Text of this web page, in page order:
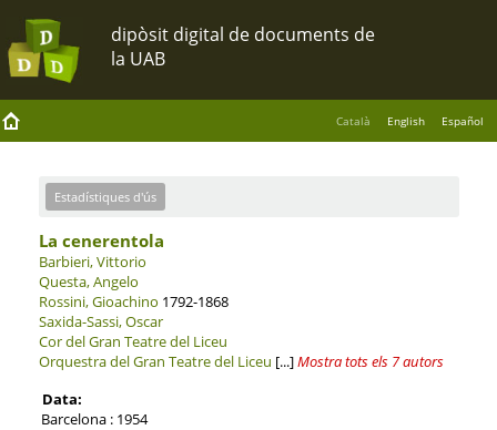
Català English Español
Estadístiques d'ús
La cenerentola
Barbieri, Vittorio
Questa, Angelo
Rossini, Gioachino 1792-1868
Saxida-Sassi, Oscar
Cor del Gran Teatre del Liceu
Orquestra del Gran Teatre del Liceu [...]Mostra tots els 7 autors
Data:
Barcelona : 1954